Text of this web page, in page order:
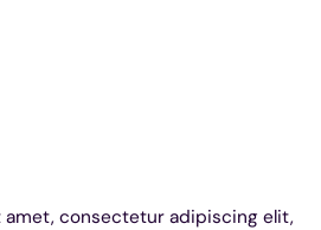
amet, consectetur adipiscing elit,